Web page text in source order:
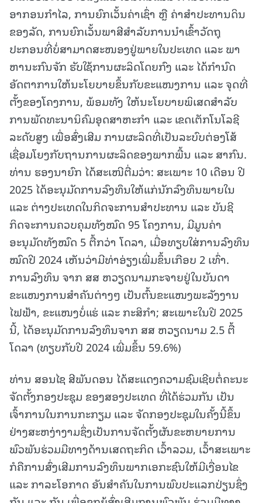
ອາກອນກຳໄລ, ການຍົກເວັ້ນຄ່າເຊົ່າ ຫຼື ຄ່າສໍາປະທານດິນ
ຂອງລັດ, ການຍົກເວັ້ນພາສີສໍາລັບການນໍາເຂົ້າວັດຖຸ
ປະກອນທີ່ບໍ່ສາມາດສະໜອງຢູ່ພາຍໃນປະເທດ ແລະ ພາ
ຫານະກົນຈັກ ຮັບໃຊ້ການຜະລິດໂດຍກົງ ແລະ ໄດ້ກຳນົດ
ອັດຕາການໃຫ້ນະໂຍບາຍຂຶ້ນກັບຂະແໜງການ ແລະ ຈຸດທີ່
ຕັ້ງຂອງໂຄງການ, ພ້ອມທັງ ໃຫ້ນະໂຍບາຍພິເສດສໍາລັບ
ການພັດທະນານິຄົມອຸດສາຫະກຳ ແລະ ເຂດເຕັກໂນໂລຊີ
ລະດັບສູງ ເພື່ອສົ່ງເສີມ ການຜະລິດທີ່ເປັນລະບົບຕ່ອງໂສ້
ເຊື່ອມໂຍງກັບຖານການຜະລິດຂອງພາກພື້ນ ແລະ ສາກົນ.
ທ່ານ ຮອງນາຍົກ ໄດ້ສະເໜີຕື່ມວ່າ: ສະເພາະ 10 ເດືອນ ປີ
2025 ໄດ້ອະນຸມັດການລົງທຶນໃຫ້ແກ່ນັກລົງທຶນພາຍໃນ
ແລະ ຕ່າງປະເທດໃນກິດຈະການສຳປະທານ ແລະ ບັນຊີ
ກິດຈະການຄວບຄຸມທັງໝົດ 95 ໂຄງການ, ມີມູນຄ່າ
ອະນຸມັດທັງໝົດ 5 ຕື້ກວ່າ ໂດລາ, ເມື່ອທຽບໃສ່ການລົງທຶນ
ໝົດປີ 2024 ເຫັນວ່າມີທ່າອ່ຽງເພີ່ມຂຶ້ນເກືອບ 2 ເທົ່າ.
ການລົງທຶນ ຈາກ ສສ ຫວຽດນາມກະຈາຍຢູ່ໃນບັນດາ
ຂະແໜງການສໍາຄັນຕ່າງໆ ເປັນຕົ້ນຂະແໜງພະລັງງານ
ໄຟຟ້າ, ຂະແໜງບໍ່ແຮ່ ແລະ ກະສິກຳ; ສະເພາະໃນປີ 2025
ນີ້, ໄດ້ອະນຸມັດການລົງທຶນຈາກ ສສ ຫວຽດນາມ 2.5 ຕື້
ໂດລາ (ທຽບກັບປີ 2024 ເພີ່ມຂຶ້ນ 59.6%)
ທ່ານ ສອນໄຊ ສີພັນດອນ ໄດ້ສະແດງຄວາມຊົມເຊີຍຕໍ່ຄະນະ
ຈັດຕັ້ງກອງປະຊຸມ ຂອງສອງປະເທດ ທີ່ໄດ້ຮ່ວມກັນ ເປັນ
ເຈົ້າການໃນການກະກຽມ ແລະ ຈັດກອງປະຊຸມໃນຄັ້ງນີ້ຂຶ້ນ
ຢ່າງສະຫງ່າງາມຊຶ່ງເປັນການຈັດຕັ້ງຜັນຂະຫຍາຍການ
ພົວພັນຮ່ວມມືທາງດ້ານເສດຖະກິດ ເວົ້າລວມ, ເວົ້າສະເພາະ
ກໍຄືການສົ່ງເສີມການລົງທຶນພາກເອກະຊົນໃຫ້ມີເງື່ອນໄຂ
ແລະ ກາລະໂອກາດ ອັນສໍາຄັນໃນການພົບປະແລກປ່ຽນຊຶ່ງ